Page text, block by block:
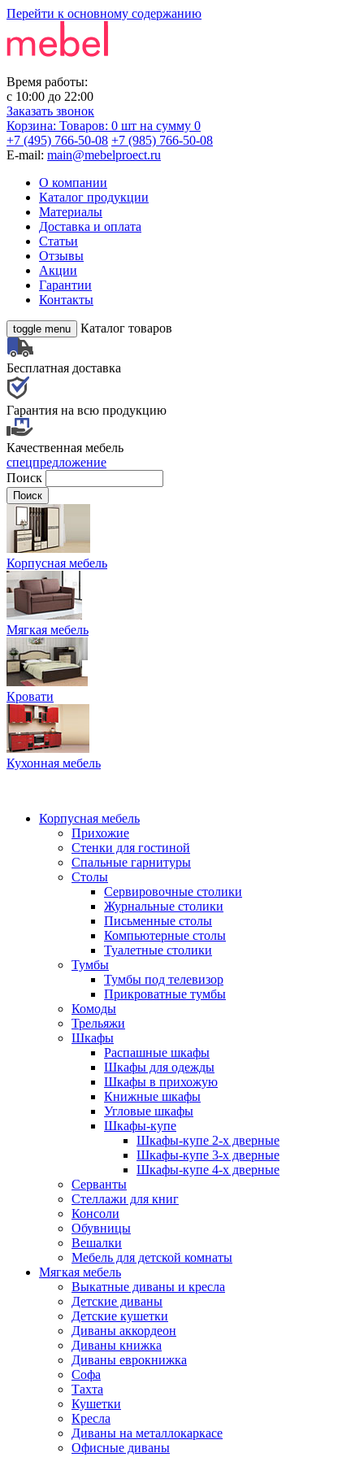
Перейти к основному содержанию
Время работы:
с 10:00 до 22:00
Заказать звонок
Корзина: Товаров: 0 шт на сумму 0
+7 (495) 766-50-08 +7 (985) 766-50-08
E-mail: main@mebelproect.ru
О компании
Каталог продукции
Материалы
Доставка и оплата
Статьи
Отзывы
Акции
Гарантии
Контакты
toggle menu Каталог товаров
Бесплатная доставка
Гарантия на всю продукцию
Качественная мебель
спецпредложение
Поиск
Корпусная мебель
Мягкая мебель
Кровати
Кухонная мебель
Корпусная мебель
Прихожие
Стенки для гостиной
Спальные гарнитуры
Столы
Сервировочные столики
Журнальные столики
Письменные столы
Компьютерные столы
Туалетные столики
Тумбы
Тумбы под телевизор
Прикроватные тумбы
Комоды
Трельяжи
Шкафы
Распашные шкафы
Шкафы для одежды
Шкафы в прихожую
Книжные шкафы
Угловые шкафы
Шкафы-купе
Шкафы-купе 2-x дверные
Шкафы-купе 3-х дверные
Шкафы-купе 4-х дверные
Серванты
Стеллажи для книг
Консоли
Обувницы
Вешалки
Мебель для детской комнаты
Мягкая мебель
Выкатные диваны и кресла
Детские диваны
Детские кушетки
Диваны аккордеон
Диваны книжка
Диваны еврокнижка
Софа
Тахта
Кушетки
Кресла
Диваны на металлокаркасе
Офисные диваны